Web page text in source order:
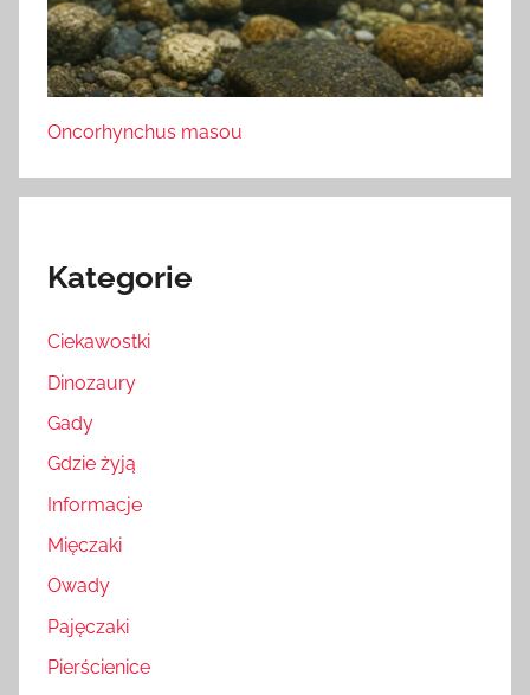
Oncorhynchus masou
Kategorie
Ciekawostki
Dinozaury
Gady
Gdzie żyją
Informacje
Mięczaki
Owady
Pajęczaki
Pierścienice